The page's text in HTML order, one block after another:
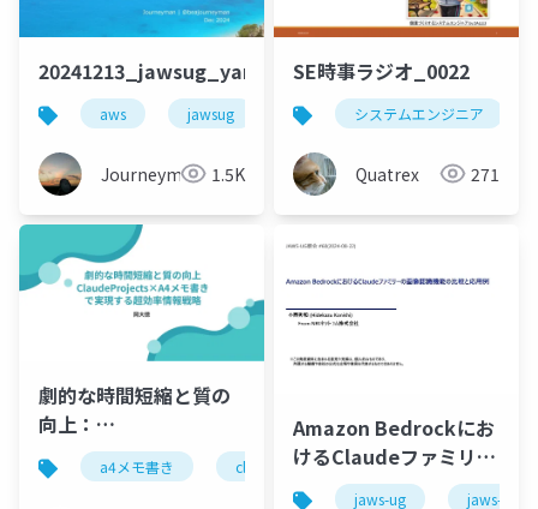
20241213_jawsug_yamanashi_lt_beajouneyman
aws jawsug amazon bedrock bedrock
Journeyman 1.5K
SE時事ラジオ_0022
システムエンジニア
Quatrex 271
劇的な時間短縮と質の
向上：
ClaudeProjects×A4
メモ書きで実現する超
a4メモ書き claude claudeprojects
Amazon Bedrockにお
けるClaudeファミリー
の画像認識機能の比較
jaws-ug jaws-ug朝